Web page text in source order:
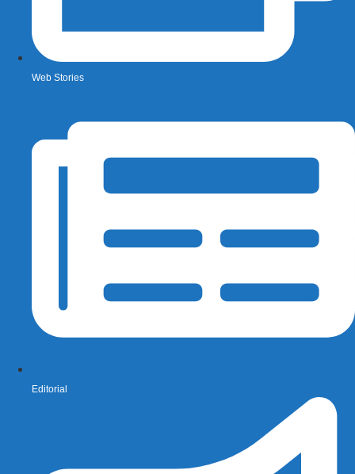
Web Stories
Editorial